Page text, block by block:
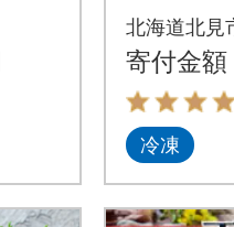
ニ、ウ
ホタテ
キ】北
北海道北見
寄付金額
冷凍